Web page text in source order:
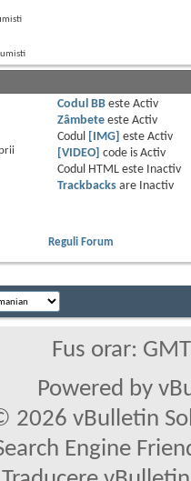
Codul BBeste Activ
Zâmbeteeste Activ
Codul
[IMG] este Activ
[VIDEO]
code is Activ
Codul HTML este
Inactiv
Trackbacksare
Inactiv
Reguli Forum
Fus orar:
Powered by
2026 vBulletin
Engine